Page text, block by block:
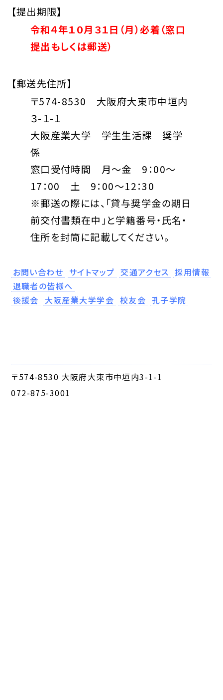
【提出期限】
令和４年１０月３１日（月）必着（窓口
提出もしくは郵送）
【郵送先住所】
〒574-8530 大阪府大東市中垣内
３-１-１
大阪産業大学 学生生活課 奨学
係
窓口受付時間 月～金 9：00～
17：00 土 9：00～12：30
※郵送の際には、「貸与奨学金の期日
前交付書類在中」と学籍番号・氏名・
住所を封筒に記載してください。
お問い合わせ サイトマップ 交通アクセス
採用情報
退職者の皆様へ
後援会
大阪産業大学学会 校友会 孔子学院
〒574-8530 大阪府大東市中垣内3-1-1
072-875-3001